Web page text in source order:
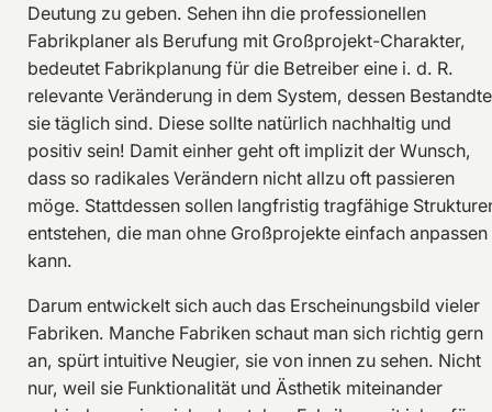
Deutung zu geben. Sehen ihn die professionellen
Fabrikplaner als Berufung mit Großprojekt-Charakter,
bedeutet Fabrikplanung für die Betreiber eine i. d. R.
relevante Veränderung in dem System, dessen
sie täglich sind. Diese sollte natürlich nachhaltig und
positiv sein! Damit einher geht oft implizit der Wunsch,
dass so radikales Verändern nicht allzu oft passieren
möge. Stattdessen sollen langfristig tragfähige
entstehen, die man ohne Großprojekte einfach anpassen
kann.
Darum entwickelt sich auch das Erscheinungsbild vieler
Fabriken. Manche Fabriken schaut man sich richtig gern
an, spürt intuitive Neugier, sie von innen zu sehen. Nicht
nur, weil sie Funktionalität und Ästhetik miteinander